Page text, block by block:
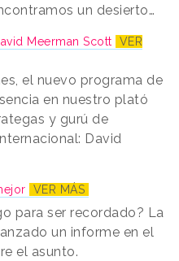
un desierto…
Meerman Scott
VER
el nuevo programa de
en nuestro plató
y gurú de
David
VER MÁS
para ser recordado? La
un informe en el
el asunto.